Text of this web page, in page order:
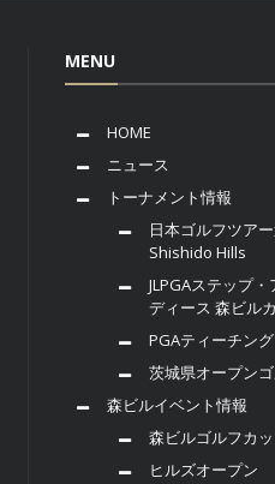
MENU
HOME
ニュース
トーナメント情報
日本ゴルフツア
Shishido Hills
JLPGAステップ
ディース 森ビル
PGAティーチン
茨城県オープン
森ビルイベント情報
森ビルゴルフカ
ヒルズオープン